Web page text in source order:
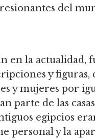
del
en la actualidad,
y figuras,
y mujeres por
parte de las
egipcios
personal y la